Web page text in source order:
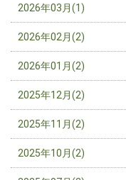
2026年03月(1)
2026年02月(2)
2026年01月(2)
2025年12月(2)
2025年11月(2)
2025年10月(2)